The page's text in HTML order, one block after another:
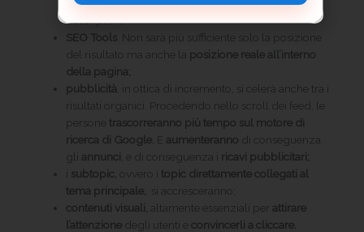
lavorare in modo incisivo su anteprima, title e meta
description;
SEO Tools . Non sarà più sufficiente solo la posizione
del risultato ma anche la posizione reale all’interno
della pagina;
pubblicità , in ottica di incremento, si celerà anche tra i
risultati organici. Procedendo nello scroll dei feed, le
persone trascorreranno più tempo sul motore di
ricerca di Google. E aumenteranno di conseguenza
gli annunci , e di conseguenza i ricavi pubblicitari;
i subtopic,ovvero i topic direttamente collegati al
tema principale,
si accresceranno;
contenuti visuali,
altamente essenziali per attirare
l’attenzione degli utenti econvincerli a cliccare.